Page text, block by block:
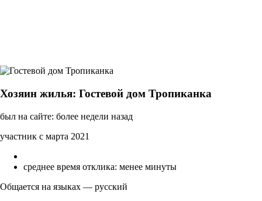
Хозяин жилья: Гостевой дом Тропиканка
был на сайте: более недели назад
участник с марта 2021
среднее время отклика: менее минуты
Общается на языках — русский